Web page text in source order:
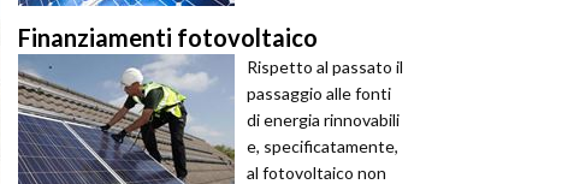
Finanziamenti fotovoltaico
Rispetto al passato il
passaggio alle fonti
di energia rinnovabili
e, specificatamente,
al fotovoltaico non